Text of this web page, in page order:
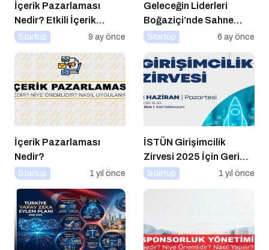
İçerik Pazarlaması
Nedir? Etkili İçerik
Pazarlaması İçin 10
Startup 9 ay önce
Geleceğin Liderleri
Boğaziçi’nde Sahne
Alıyor
Startup 6 ay önce
İçerik Pazarlaması
Nedir?
Startup 1 yıl önce
İSTÜN Girişimcilik
Zirvesi 2025 İçin Geri
Sayım
Startup 1 yıl önce